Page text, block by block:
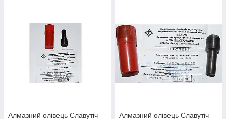
Алмазний олівець Славутіч
Алмазний олівець Славутіч